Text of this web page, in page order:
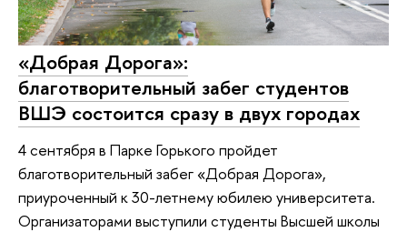
«Добрая Дорога»:
благотворительный забег студентов
ВШЭ состоится сразу в двух городах
4 сентября в Парке Горького пройдет
благотворительный забег «Добрая Дорога»,
приуроченный к 30-летнему юбилею университета.
Организаторами выступили студенты Высшей школы